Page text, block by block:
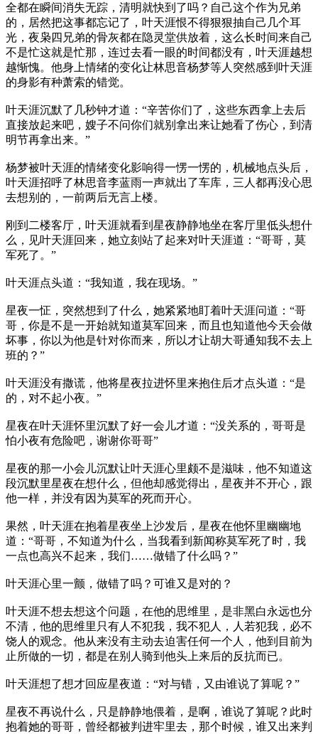
全都在瞬间消失无踪，清明就快到了吗？自己这个作为兄弟
的，居然把这事都忘记了，叶天涯恨不得狠狠抽自己几个耳
光，夜枭四兄弟的骨灰都在隐灵堂供放着，这么长时间来自己
不是忙这就是忙那，连过去看一眼的时间都没有，叶天涯越想
越惭愧。他身上情绪的变化让林思音杨梦等人突然感到叶天涯
的身影有种萧索的错觉。
叶天涯沉默了几秒钟才道：“辛苦你们了，这些东西拿上去后
直接放起来吧，嫂子不问你们就别拿出来让她看了伤心，到清
明节再拿出来。”
杨梦被叶天涯的情绪变化影响得一愣一愣的，机械地点头后，
叶天涯招呼了林思音李蓝雨一声就出了车库，三人都再没心思
去想别的，一前两后无言上楼。
刚到二楼客厅，叶天涯就看到星夜静静地坐在客厅里低头想什
么，见叶天涯回来，她立刻站了起来对叶天涯道：“哥哥，莫
军死了。”
叶天涯点头道：“我知道，我在现场。”
星夜一怔，突然想到了什么，她紧紧地盯着叶天涯问道：“哥
哥，你是不是一开始就知道莫军回来，而且也知道他今天会做
坏事，你以为他是针对你而来，所以才让胡大哥通知我不去上
班的？”
叶天涯没有撒谎，他将星夜拉进怀里来抱住后才点头道：“是
的，对不起小夜。”
星夜在叶天涯怀里沉默了好一会儿才道：“没关系的，哥哥是
怕小夜有危险吧，谢谢你哥哥”
星夜的那一小会儿沉默让叶天涯心里颇不是滋味，他不知道这
段沉默里星夜在想什么，但他却感觉得出，星夜并不开心，跟
他一样，并没有因为莫军的死而开心。
果然，叶天涯在抱着星夜坐上沙发后，星夜在他怀里幽幽地
道：“哥哥，不知道为什么，当我看到新闻称莫军死了时，我
一点也高兴不起来，我们……做错了什么吗？”
叶天涯心里一颤，做错了吗？可谁又是对的？
叶天涯不想去想这个问题，在他的思维里，是非黑白永远也分
不清，他的思维里只有人不犯我，我不犯人，人若犯我，必不
饶人的观念。他从来没有主动去迫害任何一个人，他到目前为
止所做的一切，都是在别人骑到他头上来后的反抗而已。
叶天涯想了想才回应星夜道：“对与错，又由谁说了算呢？”
星夜不再说什么，只是静静地偎着，是啊，谁说了算呢？此时
抱着她的哥哥，曾经都被判进牢里去，那个时候，谁又出来判